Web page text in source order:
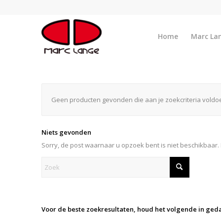
Home Marc
Geen producten gevonden die aan je zoekcriteria
Niets gevonden
Sorry, de post waarnaar u opzoek bent is niet
Voor de beste zoekresultaten, houd het volgende in